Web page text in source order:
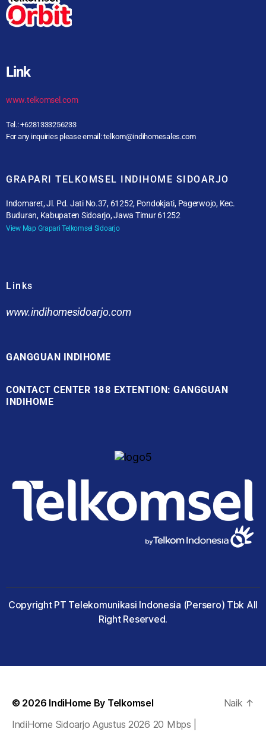
Link
www.telkomsel.com
Tel.: +6281333256233
For any inquiries please email: telkom@indihomesales.com
GRAPARI TELKOMSEL INDIHOME SIDOARJO
Indomaret, Jl. Pd. Jati No.37, 61252, Pondokjati, Pagerwojo, Kec.
Buduran, Kabupaten Sidoarjo, Jawa Timur 61252
View Map Grapari Telkomsel Sidoarjo
Links
www.indihomesidoarjo.com
GANGGUAN INDIHOME
CONTACT CENTER 188 EXTENTION: GANGGUAN
INDIHOME
Copyright PT Telekomunikasi Indonesia (Persero) Tbk All
Right Reserved.
© 2026 IndiHome By Telkomsel
IndiHome Sidoarjo Agustus 2026 20 Mbps |
Naik ↑